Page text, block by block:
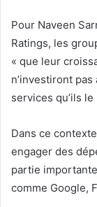
Pour Naveen
Ratings, les
« que leur
n’investiront
services qu’ils
Dans ce
engager des
partie
comme Google,